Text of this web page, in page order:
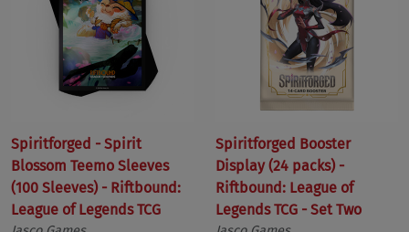
Spiritforged - Spirit
Blossom Teemo Sleeves
(100 Sleeves) - Riftbound:
League of Legends TCG
Spiritforged Booster
Display (24 packs) -
Riftbound: League of
Legends TCG - Set Two